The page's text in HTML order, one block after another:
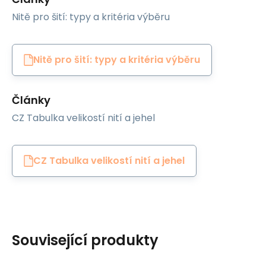
Nitě pro šití: typy a kritéria výběru
Nitě pro šití: typy a kritéria výběru
Články
CZ Tabulka velikostí nití a jehel
CZ Tabulka velikostí nití a jehel
Související produkty